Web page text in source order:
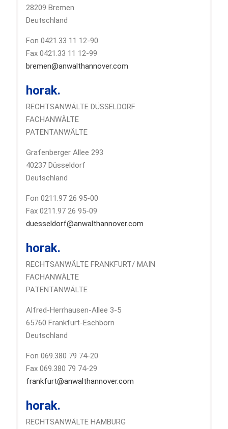
28209 Bremen
Deutschland
Fon 0421.33 11 12-90
Fax 0421.33 11 12-99
bremen@anwalthannover.com
horak.
RECHTSANWÄLTE DÜSSELDORF
FACHANWÄLTE
PATENTANWÄLTE
Grafenberger Allee 293
40237 Düsseldorf
Deutschland
Fon 0211.97 26 95-00
Fax 0211.97 26 95-09
duesseldorf@anwalthannover.com
horak.
RECHTSANWÄLTE FRANKFURT/ MAIN
FACHANWÄLTE
PATENTANWÄLTE
Alfred-Herrhausen-Allee 3-5
65760 Frankfurt-Eschborn
Deutschland
Fon 069.380 79 74-20
Fax 069.380 79 74-29
frankfurt@anwalthannover.com
horak.
RECHTSANWÄLTE HAMBURG